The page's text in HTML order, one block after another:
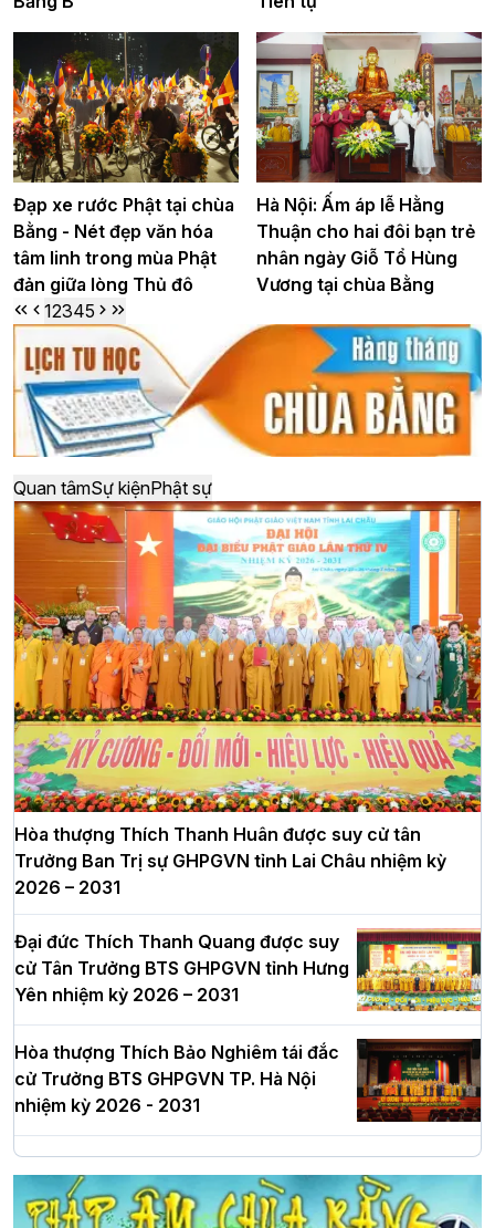
Đạp xe rước Phật tại chùa
Bằng - Nét đẹp văn hóa
tâm linh trong mùa Phật
đản giữa lòng Thủ đô
Hà Nội: Ấm áp lễ Hằng
Thuận cho hai đôi bạn trẻ
nhân ngày Giỗ Tổ Hùng
Vương tại chùa Bằng
12345
Quan tâmSự kiệnPhật sự
Hòa thượng Thích Thanh Huân được suy cử tân
Trưởng Ban Trị sự GHPGVN tỉnh Lai Châu nhiệm kỳ
2026 – 2031
Đại đức Thích Thanh Quang được suy
cử Tân Trưởng BTS GHPGVN tỉnh Hưng
Yên nhiệm kỳ 2026 – 2031
Hòa thượng Thích Bảo Nghiêm tái đắc
cử Trưởng BTS GHPGVN TP. Hà Nội
nhiệm kỳ 2026 - 2031
Hà Nội: Long trọng lễ khởi công xây
dựng Trung tâm văn hóa Phật giáo Thủ
đô